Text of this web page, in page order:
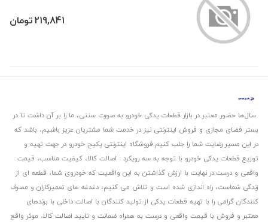
219,841تومان
سال‌ها حضور معتبر در بازار قطعات یدکی خودرو به صورت سنتی، ما را بر آن داشت تا در
بستر فضای مجازی و فروش اینترنتی نیز در خدمت شما مشتریان عزیز باشیم، باشد که
در این مسیر رضایت شما را جلب کنیم.فروشگاه اینترنتی پکیج خودرو در جهت تهیه و
توزیع قطعات یدکی خودرو با توجه به سه رویکرد : اصالت کالا، کیفیت مناسب، قیمت
واقعی و درست.در نهایت با ارزش گذاشتن به این واقعیت که خودروی شما، قطعه ای از
زندگی شماست، راه اندازی شده است و تلاش می کنیم، دغدغه های تعمیرکاران و مصرف
کنندگان گرامی را با تهیه قطعات یدکی از تولید کنندگان با اصالت داخلی با برندهای
معتبر و فروش با قیمت واقعی و درست به همراه ضمانت و تایید اصالت کالا، موثر واقع